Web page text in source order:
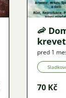
🦐
pred 1
70 Kč